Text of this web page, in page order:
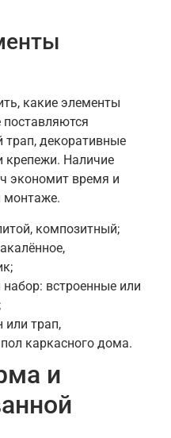
какие элементы
поставляются
трап, декоративные
крепежи. Наличие
экономит время и
монтаже.
композитный;
встроенные или
или трап,
каркасного дома.
и